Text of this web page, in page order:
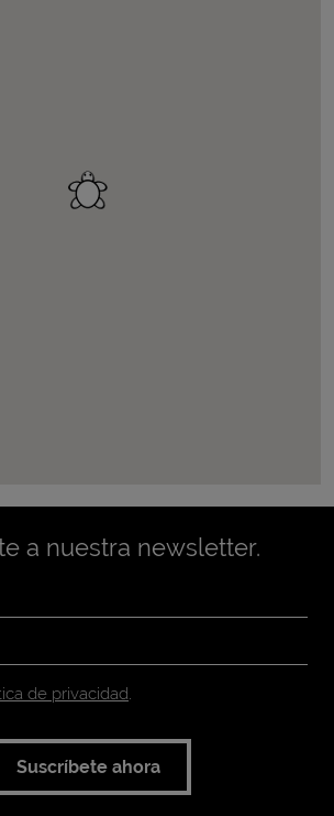
a nuestra newsletter.
de privacidad.
Suscríbete ahora